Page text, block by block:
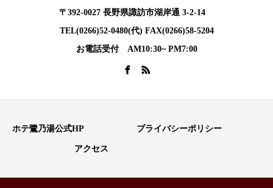
〒392-0027 長野県諏訪市湖岸通 3-2-14
TEL(0266)52-0480(代) FAX(0266)58-5204
お電話受付 AM10:30~ PM7:00
ホテ鷺乃湯公式HP プライバシーポリシー
アクセス